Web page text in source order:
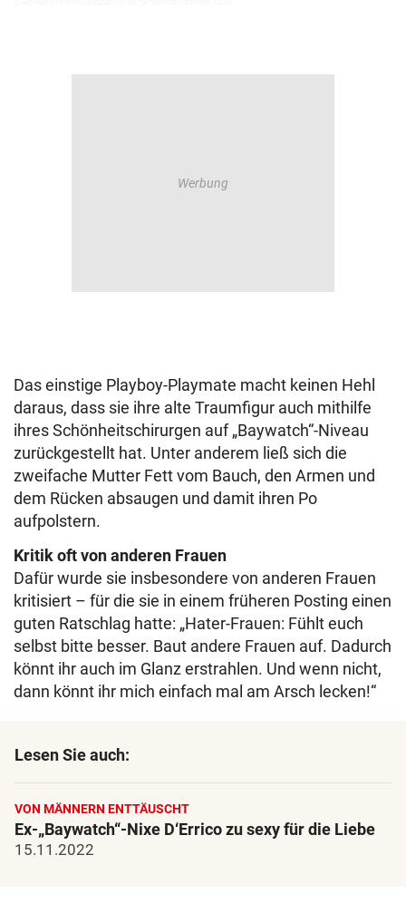
Das einstige Playboy-Playmate macht keinen Hehl
daraus, dass sie ihre alte Traumfigur auch mithilfe
ihres Schönheitschirurgen auf „Baywatch“-Niveau
zurückgestellt hat. Unter anderem ließ sich die
zweifache Mutter Fett vom Bauch, den Armen und
dem Rücken absaugen und damit ihren Po
aufpolstern.
Kritik oft von anderen Frauen
Dafür wurde sie insbesondere von anderen Frauen
kritisiert – für die sie in einem früheren Posting einen
guten Ratschlag hatte: „Hater-Frauen: Fühlt euch
selbst bitte besser. Baut andere Frauen auf. Dadurch
könnt ihr auch im Glanz erstrahlen. Und wenn nicht,
dann könnt ihr mich einfach mal am Arsch lecken!“
Lesen Sie auch:
VON MÄNNERN ENTTÄUSCHT
Ex-„Baywatch“-Nixe D‘Errico zu sexy für die Liebe
15.11.2022